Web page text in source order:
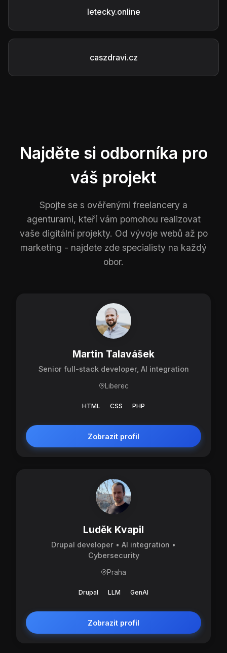
letecky.online
caszdravi.cz
Najděte si odborníka pro
váš projekt
Spojte se s ověřenými freelancery a
agenturami, kteří vám pomohou realizovat
vaše digitální projekty. Od vývoje webů až po
marketing - najdete zde specialisty na každý
obor.
Martin Talavášek
Senior full-stack developer, AI integration
Liberec
HTML CSS PHP
Zobrazit profil
Luděk Kvapil
Drupal developer • AI integration •
Cybersecurity
Praha
Drupal LLM GenAI
Zobrazit profil